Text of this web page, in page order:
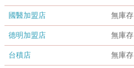
國醫加盟店 無庫存
德明加盟店 無庫存
台積店 無庫存